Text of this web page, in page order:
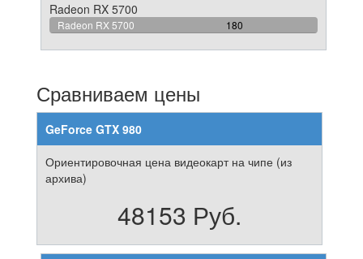
Radeon RX 5700
Radeon RX 5700 180
100%
Сравниваем цены
GeForce GTX 980
Ориентировочная цена видеокарт на чипе (из
архива)
48153 Руб.